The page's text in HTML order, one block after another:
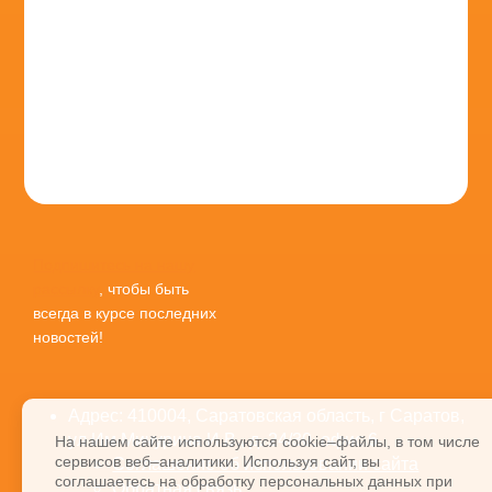
На нашем сайте используются cookie–файлы, в том числе
сервисов веб–аналитики. Используя сайт, вы
соглашаетесь на обработку персональных данных при
, чтобы быть
всегда в курсе последних
новостей!
ул Им Мичурина И.В., д. 24/30, офис 6
Соглашение об использовании сайта
Обратная связь